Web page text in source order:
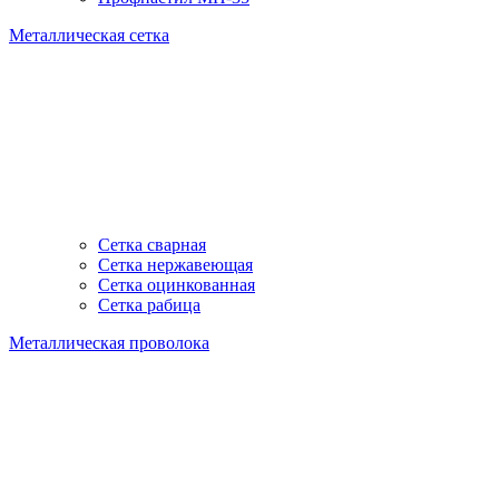
Металлическая сетка
Сетка сварная
Сетка нержавеющая
Сетка оцинкованная
Сетка рабица
Металлическая проволока